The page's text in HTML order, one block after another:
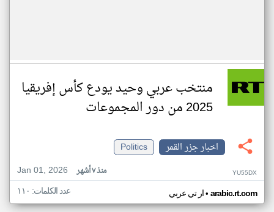
منتخب عربي وحيد يودع كأس إفريقيا
2025 من دور المجموعات
اخبار جزر القمر
Politics
Jan 01, 2026
منذ ٧ أشهر YU55DX
ار تي عربي• arabic.rt.com عدد الكلمات: ١١٠